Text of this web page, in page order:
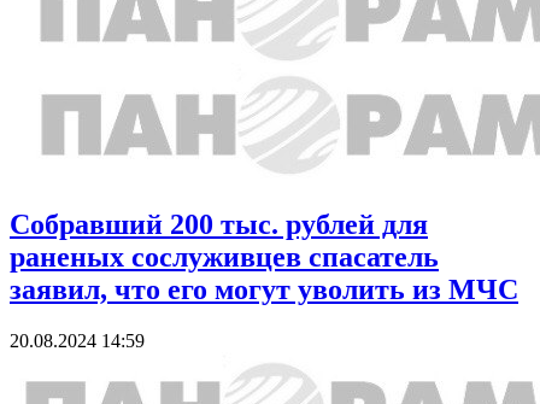
Собравший 200 тыс. рублей для
раненых сослуживцев спасатель
заявил, что его могут уволить из МЧС
20.08.2024 14:59